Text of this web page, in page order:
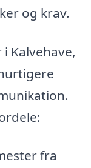
og krav.
Kalvehave,
fra